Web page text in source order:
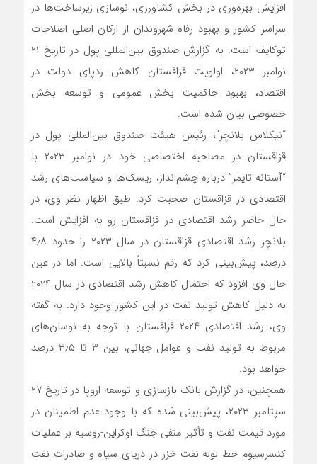
افزایش بهره‌وری در بخش کشاورزی، نوسازی زیرساخت‌ها در
سراسر کشور و بهبود رفاه شهروندان از ارکان اصلی اصلاحات
توکایف است. به گزارش صندوق بین‌المللی پول در تاریخ ۲۱
نوامبر ۲۰۲۳، اولویت‌ قزاقستان کاهش ردپای دولت در
اقتصاد، بهبود حاکمیت بخش عمومی و توسعه بخش
خصوصی بیان شده است.
“نیکلاس بلانچر”، رئیس هیئت صندوق بین‌المللی پول در
قزاقستان در مصاحبه اختصاصی خود در نوامبر ۲۰۲۳ با
“آستانه تایمز” درباره چشم‌انداز، ریسک‌ها و سیاست‌های رشد
اقتصادی در قزاقستان صحبت کرد. طبق اظهار نظر وی، در
حال حاضر رشد اقتصادی در قزاقستان رو به افزایش است.
بلانچر رشد اقتصادی قزاقستان در سال ۲۰۲۳ را حدود ۴٫۸
درصد، پیش‌بینی کرد که رقم نسبتاً بالایی است. اما در عین
حال وی افزود که احتمال کاهش رشد اقتصادی در سال ۲۰۲۴
به دلیل کاهش تولید نفت در این کشور وجود دارد. به گفته
وی، رشد اقتصادی ۲۰۲۴ قزاقستان با توجه به نوسان‌های
مربوط به تولید نفت و عوامل جهانی، بین ۳ تا ۳٫۵ درصد
خواهد بود.
همچنین، در گزارش بانک بازسازی و توسعه اروپا در تاریخ ۲۷
سپتامبر ۲۰۲۳، پیش‌بینی شده که با وجود عدم اطمینان در
مورد قیمت نفت و تأثیر منفی جنگ اوکراین-روسیه بر عملیات
کنسرسیوم خط لوله نفت خزر در دریای سیاه و صادرات نفت